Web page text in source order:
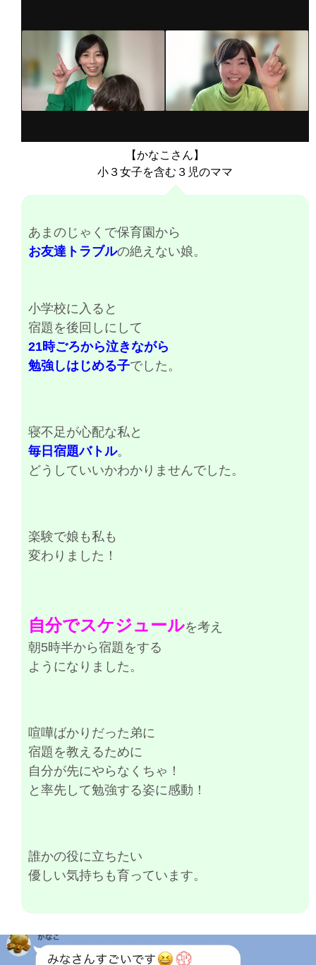
【かなこさん】
小３女子を含む３児のママ
あまのじゃくで保育園から
お友達トラブルの絶えない娘。
小学校に入ると
宿題を後回しにして
21時ごろから泣きながら
勉強しはじめる子でした。
寝不足が心配な私と
毎日宿題バトル。
どうしていいかわかりませんでした。
楽験で娘も私も
変わりました！
自分でスケジュールを考え
朝5時半から宿題をする
ようになりました 。
喧嘩ばかりだった弟に
宿題を教えるために
自分が先にやらなくちゃ！
と率先して勉強する姿に感動！
誰かの役に立ちたい
優しい気持ちも育っています。